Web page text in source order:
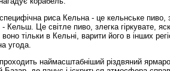
риса Кельна - це кельнське пиво,
Кельш. Це світле пиво, злегка гіркувате,
воно тільки в Кельні, варити його в інших
угода.
наймасштабніший різдвяний